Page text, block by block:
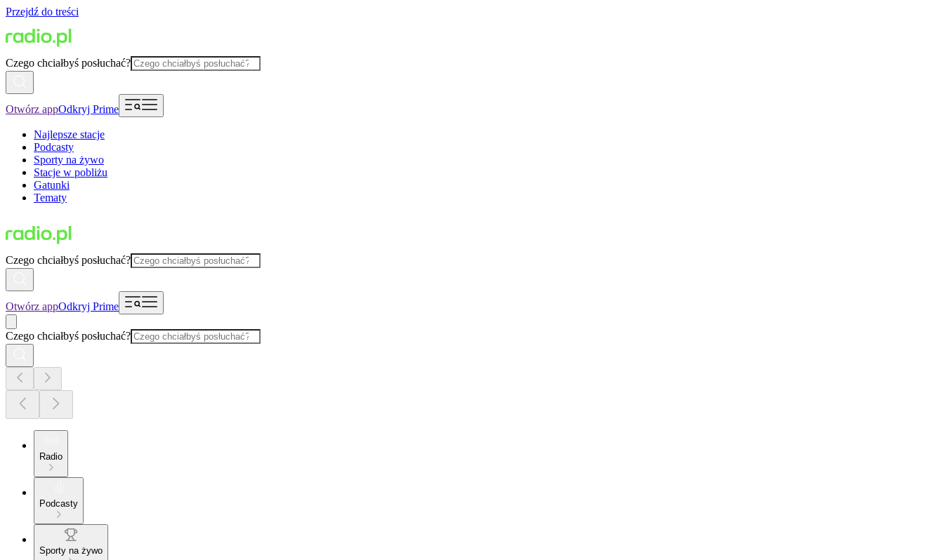
Przejdź do treści
Czego chciałbyś posłuchać?
Otwórz appOdkryj Prime
Najlepsze stacje
Podcasty
Sporty na żywo
Stacje w pobliżu
Gatunki
Tematy
Czego chciałbyś posłuchać?
Otwórz appOdkryj Prime
Czego chciałbyś posłuchać?
Radio
Podcasty
Sporty na żywo